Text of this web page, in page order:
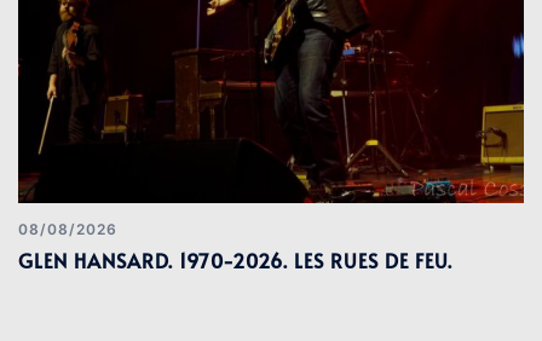
08/08/2026
GLEN HANSARD. 1970-2026. LES RUES DE FEU.